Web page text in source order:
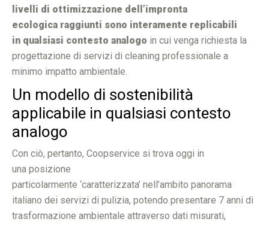
livelli di ottimizzazione dell’impronta
ecologica raggiunti sono interamente replicabili
in qualsiasi contesto analogo in cui venga richiesta la
progettazione di servizi di cleaning professionale a
minimo impatto ambientale.
Un modello di sostenibilità
applicabile in qualsiasi contesto
analogo
Con ciò, pertanto, Coopservice si trova oggi in
una posizione
particolarmente ‘caratterizzata’ nell’ambito panorama
italiano dei servizi di pulizia, potendo presentare 7 anni di
trasformazione ambientale attraverso dati misurati,